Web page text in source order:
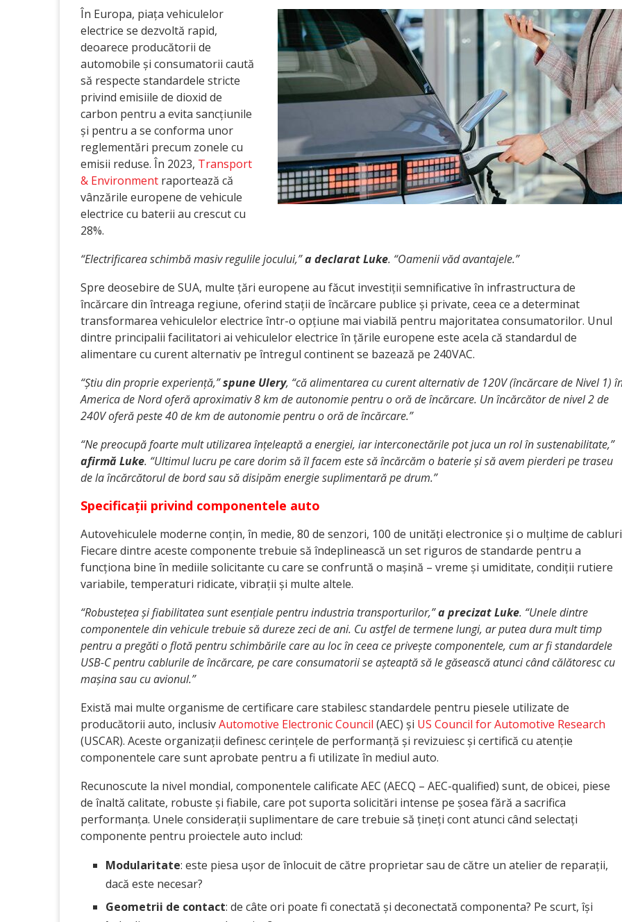
În Europa, piața vehiculelor
electrice se dezvoltă rapid,
deoarece producătorii de
automobile și consumatorii caută
să respecte standardele stricte
privind emisiile de dioxid de
carbon pentru a evita sancțiunile
și pentru a se conforma unor
reglementări precum zonele cu
emisii reduse. În 2023, Transport
& Environment raportează că
vânzările europene de vehicule
electrice cu baterii au crescut cu
28%.
“Electrificarea schimbă masiv regulile jocului,”a declarat Luke. “Oamenii văd avantajele.”
Spre deosebire de SUA, multe țări europene au făcut investiții semnificative în infrastructura de
încărcare din întreaga regiune, oferind stații de încărcare publice și private, ceea ce a determinat
transformarea vehiculelor electrice într-o opțiune mai viabilă pentru majoritatea consumatorilor. Unul
dintre principalii facilitatori ai vehiculelor electrice în țările europene este acela că standardul de
alimentare cu curent alternativ pe întregul continent se bazează pe 240VAC.
“Știu din proprie experiență,”spune Ulery, “că alimentarea cu curent alternativ de 120V (încărcare de Nivel 1)
America de Nord oferă aproximativ 8 km de autonomie pentru o oră de încărcare. Un încărcător de nivel 2 de
240V oferă peste 40 de km de autonomie pentru o oră de încărcare.”
“Ne preocupă foarte mult utilizarea înțeleaptă a energiei, iar interconectările pot juca un rol în sustenabilitate,”
afirmă Luke. “Ultimul lucru pe care dorim să îl facem este să încărcăm o baterie și să avem pierderi pe traseu
de la încărcătorul de bord sau să disipăm energie suplimentară pe drum.”
Specificații privind componentele auto
Autovehiculele moderne conțin, în medie, 80 de senzori, 100 de unități electronice și o mulțime de
Fiecare dintre aceste componente trebuie să îndeplinească un set riguros de standarde pentru a
funcționa bine în mediile solicitante cu care se confruntă o mașină – vreme și umiditate, condiții rutiere
variabile, temperaturi ridicate, vibrații și multe altele.
“Robustețea și fiabilitatea sunt esențiale pentru industria transporturilor,”a precizat Luke. “Unele dintre
componentele din vehicule trebuie să dureze zeci de ani. Cu astfel de termene lungi, ar putea dura mult timp
pentru a pregăti o flotă pentru schimbările care au loc în ceea ce privește componentele, cum ar fi standardele
USB-C pentru cablurile de încărcare, pe care consumatorii se așteaptă să le găsească atunci când călătoresc cu
mașina sau cu avionul.”
Există mai multe organisme de certificare care stabilesc standardele pentru piesele utilizate de
producătorii auto, inclusivAutomotive Electronic Council (AEC) și US Council for Automotive Research
(USCAR). Aceste organizații definesc cerințele de performanță și revizuiesc și certifică cu atenție
componentele care sunt aprobate pentru a fi utilizate în mediul auto.
Recunoscute la nivel mondial, componentele calificate AEC (AECQ – AEC-qualified) sunt, de obicei, piese
de înaltă calitate, robuste și fiabile, care pot suporta solicitări intense pe șosea fără a sacrifica
performanța. Unele considerații suplimentare de care trebuie să țineți cont atunci când selectați
componente pentru proiectele auto includ:
Modularitate: este piesa ușor de înlocuit de către proprietar sau de către un atelier de reparații,
dacă este necesar?
Geometrii de contact: de câte ori poate fi conectată și deconectată componenta? Pe scurt, își